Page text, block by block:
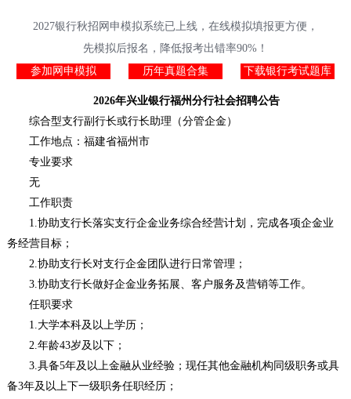
2027银行秋招网申模拟系统已上线，在线模拟填报更方便，
先模拟后报名，降低报考出错率90%！
参加网申模拟
历年真题合集 下载银行考试题库
2026年兴业银行福州分行社会招聘公告
综合型支行副行长或行长助理（分管企金）
工作地点：福建省福州市
专业要求
无
工作职责
1.协助支行长落实支行企金业务综合经营计划，完成各项企金业
务经营目标；
2.协助支行长对支行企金团队进行日常管理；
3.协助支行长做好企金业务拓展、客户服务及营销等工作。
任职要求
1.大学本科及以上学历；
2.年龄43岁及以下；
3.具备5年及以上金融从业经验；现任其他金融机构同级职务或具
备3年及以上下一级职务任职经历；